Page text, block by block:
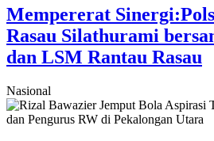
Mempererat
Rasau Silathurami
dan LSM Rantau Rasau
Nasional